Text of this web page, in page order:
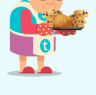
du vad du ser?